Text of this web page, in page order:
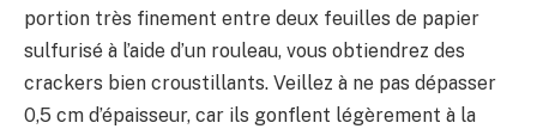
portion très finement entre deux feuilles de papier
sulfurisé à l’aide d’un rouleau, vous obtiendrez des
crackers bien croustillants. Veillez à ne pas dépasser
0,5 cm d’épaisseur, car ils gonflent légèrement à la